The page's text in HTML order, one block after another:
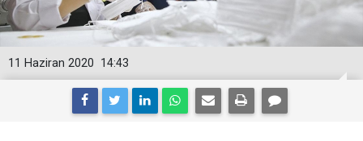
14:43
11 Haziran 2020